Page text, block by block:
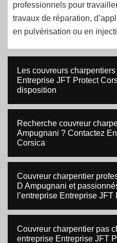
professionnels pour
travaux de réparation,
en pulvérisation ou en
Les couvreurs
Entreprise JFT Protect
disposition
Recherche couvreur
Ampugnani ? Contactez
Corsica
Couvreur charpentier
D Ampugnani et
l’entreprise Entreprise
Couvreur charpentier pas
entreprise Entreprise JFT